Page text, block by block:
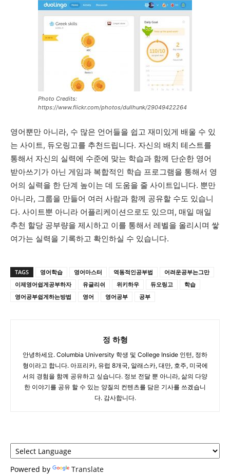
Photo Credits:
https://www.flickr.com/photos/dullhunk/29049422264
영어뿐만 아니라, 수 많은 언어들을 쉽고 재미있게 배울 수 있
는 사이트, 듀오링고를 추천드립니다. 자신의 배치 테스트를
통해서 자신의 실력에 수준에 맞는 학습과 함께 단순한 영어
받아쓰기가 아닌 게임과 복합적인 학습 프로그램을 통해서 영
어의 실력을 한 단계 높이는 데 도움을 줄 사이트입니다. 뿐만
아니라, 그룹을 만들어 여러 사람과 함께 공유할 수도 있습니
다. 사이트뿐 아니라 어플리케이션으로도 있으며, 매일 매일
추천 할당 공부량을 제시하고 이를 통해서 레벨을 올리시며 쌓
여가는 실력을 기록하고 확인하실 수 있습니다.
TAGS 영어학습 영어마스터 역동적인공부법
어려운공부는그만
이제영어쉽게공부하자
유글리쉬 위키하우 듀오링고
학습
영어공부쉽게하는방법
영어 영어공부 공부
정 하형
안녕하세요. Columbia University 학생 및 College Inside 인턴, 정하
형이라고 합니다. 아프리카, 유럽 8개국, 알래스카, 대만, 호주, 미국에
서의 경험을 함께 공유하고 싶습니다. 정보 전달 뿐 아니라, 삶의 다양
한 이야기를 공유 할 수 있는 양질의 컨텐츠를 담은 기사를 쓰겠습니
다. 감사합니다.
Powered by Translate